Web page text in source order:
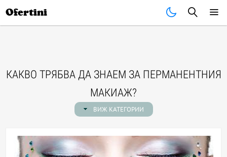
Ofertini
КАКВО ТРЯБВА ДА ЗНАЕМ ЗА ПЕРМАНЕНТНИЯ
МАКИАЖ?
ВИЖ КАТЕГОРИИ